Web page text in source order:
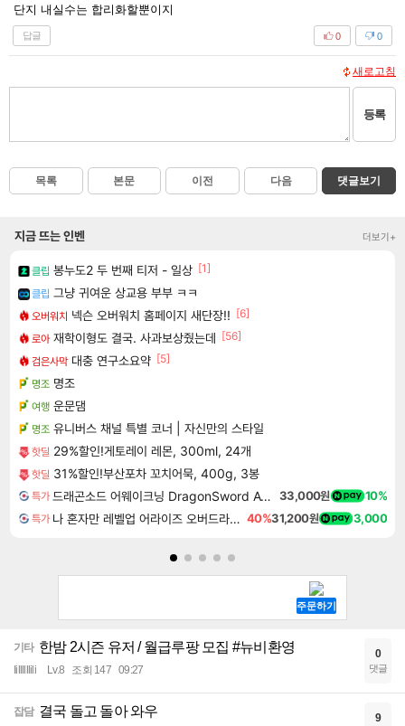
단지 내실수는 합리화할뿐이지
답글 0
0
새로고침
등록
목록 본문 이전 다음 댓글보기
지금 뜨는 인벤 더보기+
클립 봉누도2 두 번째 티저 - 일상 [1]
클립 그냥 귀여운 상교용 부부 ㅋㅋ
오버워치 넥슨 오버워치 홈페이지 새단장!! [6]
로아 재학이형도 결국. 사과보상줬는데 [56]
검은사막 대충 연구소요약 [5]
명조 명조
여행 운문댐
명조 유니버스 채널 특별 코너 | 자신만의 스타일
핫딜 29%할인!게토레이 레몬, 300ml, 24개
핫딜 31%할인!부산포차 꼬치어묵, 400g, 3봉
특가 드래곤소드 어웨이크닝 DragonSword Awakening 33,000원 10%
특가 나 혼자만 레벨업 어라이즈 오버드라이브 디럭스 에디션 Solo Leveling Arise Overdrive Deluxe Edition 40%31,200원 3,000
기타 한밤 2시즌 유저 / 월급루팡 모집 #뉴비환영
Iillllllili Lv.8 조회 147 09:27
0
댓글
잡담 결국 돌고 돌아 와우 9